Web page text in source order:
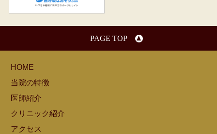
PAGE TOP
HOME
当院の特徴
医師紹介
クリニック紹介
アクセス